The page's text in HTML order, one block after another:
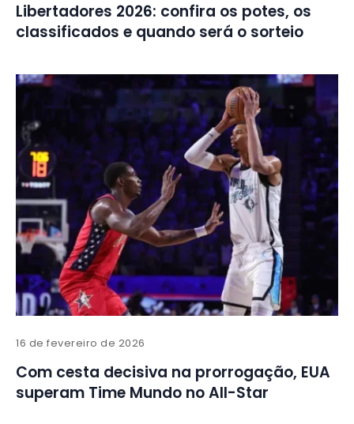
Libertadores 2026: confira os potes, os
classificados e quando será o sorteio
16 de fevereiro de 2026
Com cesta decisiva na prorrogação, EUA
superam Time Mundo no All-Star